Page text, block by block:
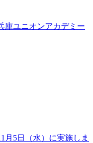
庫ユニオンアカデミー
月5日（水）に実施しま